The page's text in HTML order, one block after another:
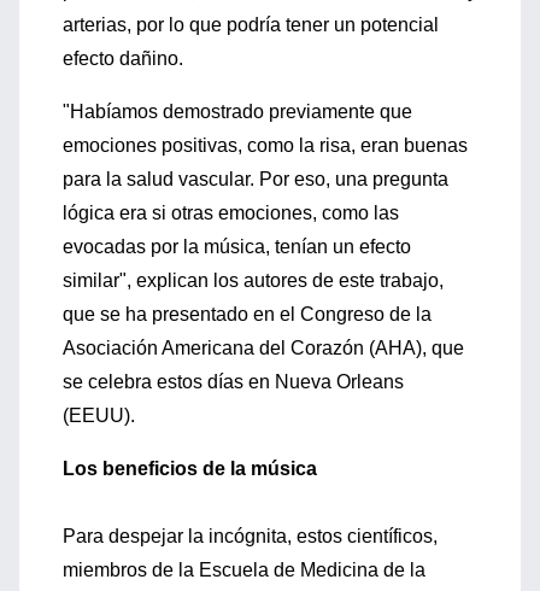
arterias, por lo que podría tener un potencial
efecto dañino.
"Habíamos demostrado previamente que
emociones positivas, como la risa, eran buenas
para la salud vascular. Por eso, una pregunta
lógica era si otras emociones, como las
evocadas por la música, tenían un efecto
similar", explican los autores de este trabajo,
que se ha presentado en el Congreso de la
Asociación Americana del Corazón (AHA), que
se celebra estos días en Nueva Orleans
(EEUU).
Los beneficios de la música
Para despejar la incógnita, estos científicos,
miembros de la Escuela de Medicina de la